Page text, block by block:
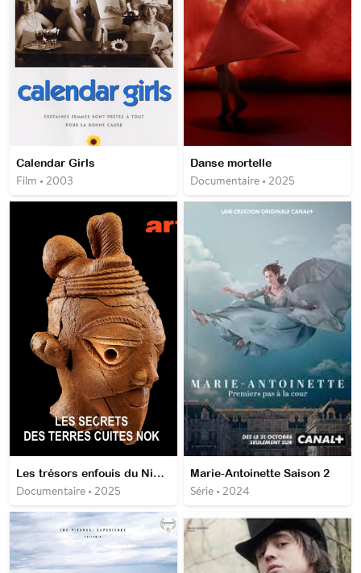
Calendar Girls
Film • 2003
Danse mortelle
Documentaire • 2025
Les trésors enfouis du Nigéria - Les secrets des terres cuites Nok
Documentaire • 2025
Marie-Antoinette Saison 2
Série • 2024